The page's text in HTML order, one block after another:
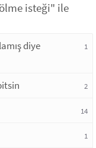
isteği" ile
diye
1
2
14
1